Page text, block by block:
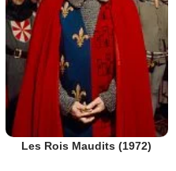
Les Rois Maudits (1972)